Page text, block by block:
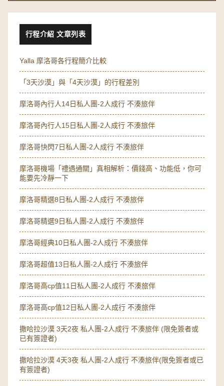
行程介紹 文章列表
Yalla 摩洛哥各行程簡介比較
「3天沙漠」與「4天沙漠」的行程差別
摩洛哥內行人14日私人團-2人成行 不湊旅伴
摩洛哥內行人15日私人團-2人成行 不湊旅伴
摩洛哥快閃7日私人團-2人成行 不湊旅伴
摩洛哥機場「禮遇通關」真相解析：價錢高、功能低，你可
能要先冷靜一下
摩洛哥精選8日私人團-2人成行 不湊旅伴
摩洛哥精選9日私人團-2人成行 不湊旅伴
摩洛哥經典10日私人團-2人成行 不湊旅伴
摩洛哥超值13日私人團-2人成行 不湊旅伴
摩洛哥高cp值11日私人團-2人成行 不湊旅伴
摩洛哥高cp值12日私人團-2人成行 不湊旅伴
撒哈拉沙漠 3天2夜 私人團-2人成行 不湊旅伴 (限免簽者或
已有簽證者)
撒哈拉沙漠 4天3夜 私人團-2人成行 不湊旅伴(限免簽者或已
有簽證者)